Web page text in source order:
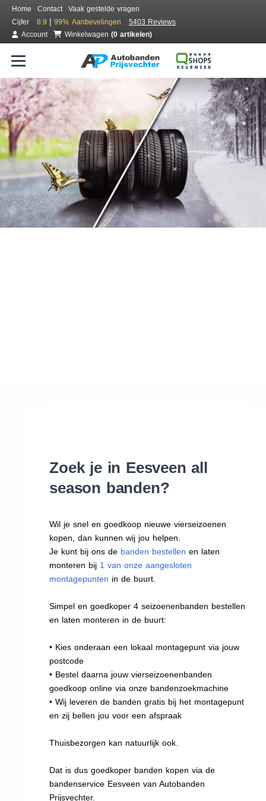
Home Contact
Vaak gestelde vragen
Cijfer
8.9 | 99% Aanbevelingen
5403 Reviews
Account
Winkelwagen (0 artikelen)
Bestel voordelig all season banden
Gratis bezorgd of montage bij jou in de buurt
Seizoen:
Merken:
Zoek je in Eesveen all
season banden?
Wil je snel en goedkoop nieuwe vierseizoenen
kopen, dan kunnen wij jou helpen.
Je kunt bij ons de banden bestellen en laten
monteren bij 1 van onze aangesloten
montagepunten in de buurt.
Simpel en goedkoper 4 seizoenenbanden bestellen
en laten monteren in de buurt:
• Kies onderaan een lokaal montagepunt via jouw
postcode
• Bestel daarna jouw vierseizoenenbanden
goedkoop online via onze bandenzoekmachine
• Wij leveren de banden gratis bij het montagepunt
en zij bellen jou voor een afspraak
Thuisbezorgen kan natuurlijk ook.
Dat is dus goedkoper banden kopen via de
bandenservice Eesveen van Autobanden
Prijsvechter.